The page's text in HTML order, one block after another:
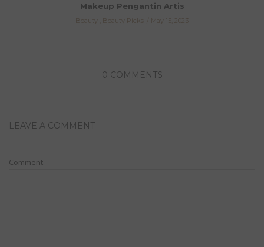
Makeup Pengantin Artis
Beauty Beauty Picks May 15, 2023
0 COMMENTS
LEAVE A COMMENT
Comment